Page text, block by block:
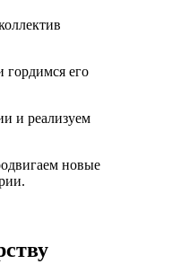
гордимся его
и реализуем
новые